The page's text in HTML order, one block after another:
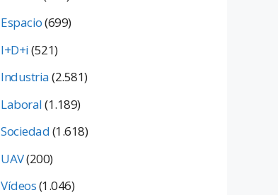
Espacio(699)
I+D+i(521)
Industria(2.581)
Laboral(1.189)
Sociedad(1.618)
UAV(200)
Vídeos(1.046)